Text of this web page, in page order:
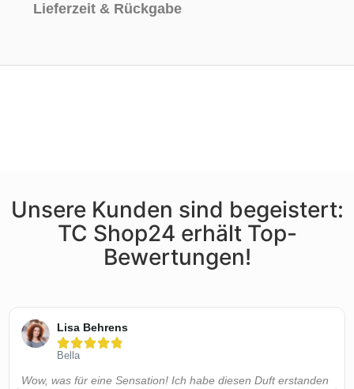
Lieferzeit & Rückgabe
Unsere Kunden sind begeistert:
TC Shop24 erhält Top-
Bewertungen!
Lisa Behrens

Bella
Wow, was für eine Sensation! Ich habe diesen Duft erstanden